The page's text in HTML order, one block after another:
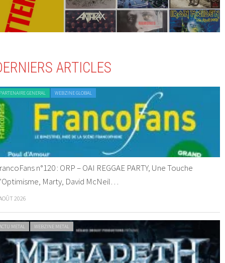
ARTICLES
GENERAL WEBZINE GLOBAL
n°120 : ORP – OAI REGGAE PARTY, Une Touche
Marty, David McNeil…
2026
METAL WEBZINE METAL